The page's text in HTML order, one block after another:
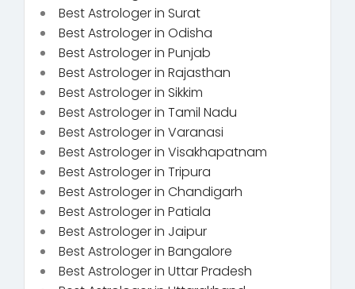
Best Astrologer in Surat
Best Astrologer in Odisha
Best Astrologer in Punjab
Best Astrologer in Rajasthan
Best Astrologer in Sikkim
Best Astrologer in Tamil Nadu
Best Astrologer in Varanasi
Best Astrologer in Visakhapatnam
Best Astrologer in Tripura
Best Astrologer in Chandigarh
Best Astrologer in Patiala
Best Astrologer in Jaipur
Best Astrologer in Bangalore
Best Astrologer in Uttar Pradesh